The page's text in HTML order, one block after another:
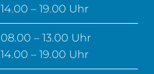
14.00 – 19.00 Uhr
08.00 – 13.00 Uhr
14.00 – 19.00 Uhr